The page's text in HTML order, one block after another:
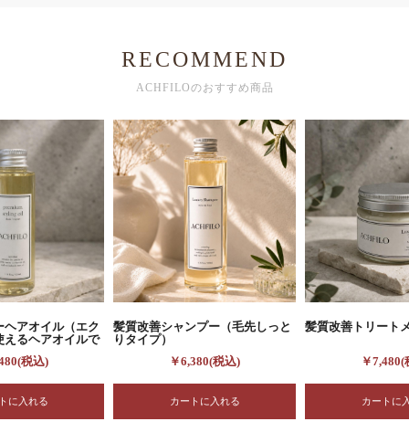
RECOMMEND
ACHFILOのおすすめ商品
髪質改善シャンプー（毛先しっと
りタイプ）
￥6,380(税込)
髪質改善トリート
￥7,480(
ヘアオイル（エク
えるヘアオイルで
税込)